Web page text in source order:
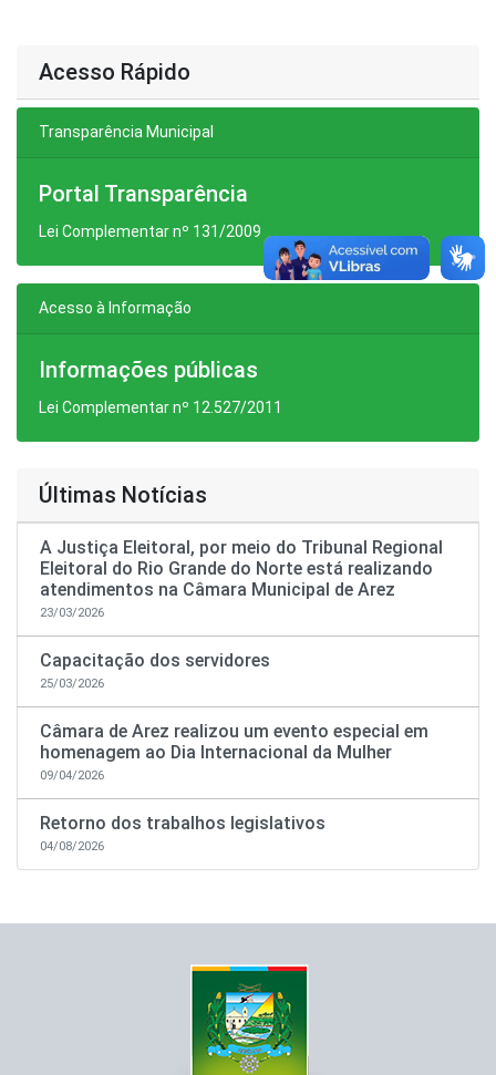
Acesso Rápido
Transparência Municipal
Portal Transparência
Lei Complementar nº 131/2009
Acesso à Informação
Informações públicas
Lei Complementar nº 12.527/2011
Últimas Notícias
A Justiça Eleitoral, por meio do Tribunal Regional
Eleitoral do Rio Grande do Norte está realizando
atendimentos na Câmara Municipal de Arez
23/03/2026
Capacitação dos servidores
25/03/2026
Câmara de Arez realizou um evento especial em
homenagem ao Dia Internacional da Mulher
09/04/2026
Retorno dos trabalhos legislativos
04/08/2026